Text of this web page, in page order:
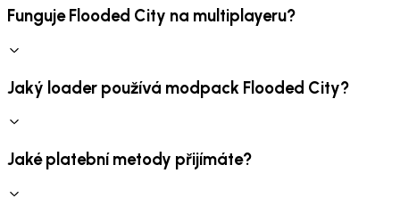
Funguje Flooded City na multiplayeru?
Jaký loader používá modpack Flooded City?
Jaké platební metody přijímáte?